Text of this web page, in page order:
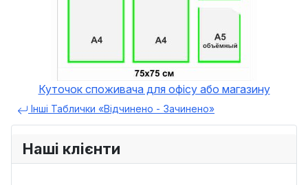
Куточок споживача для офісу або магазину
Інші Таблички «Відчинено - Зачинено»
Наші клієнти